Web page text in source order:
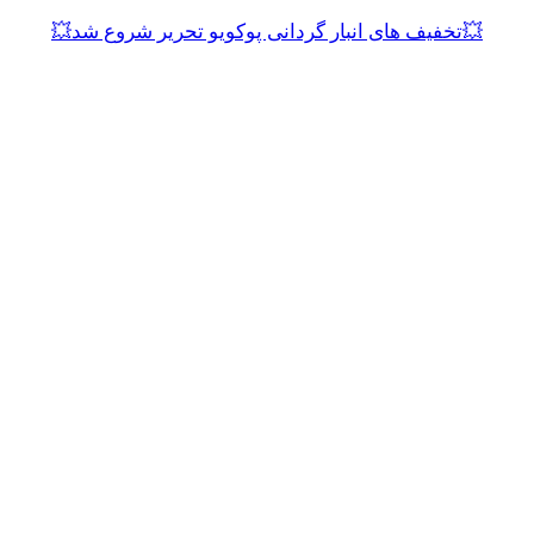
💥تخفیف های انبار گردانی پوکویو تحریر شروع شد💥